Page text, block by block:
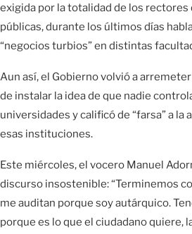
exigida por la totalidad de los rectores
públicas, durante los últimos días
“negocios turbios” en distintas
Aun así, el Gobierno volvió a
de instalar la idea de que nadie
universidades y calificó de “farsa” a la
esas instituciones.
Este miércoles, el vocero Manuel
discurso insostenible: “Terminemos
me auditan porque soy autárquico.
porque es lo que el ciudadano quiere,